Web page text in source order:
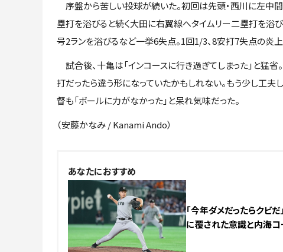
序盤から苦しい投球が続いた。初回は先頭・西川に左中
塁打を浴びると続く大田に右翼線へタイムリー二塁打を浴
号2ランを浴びるなど一挙6失点。1回1/3、8安打7失点の炎上
試合後、十亀は「インコースに行き過ぎてしまった」と猛
打だったら違う形になっていたかもしれない。もう少し工夫
督も「ボールに力がなかった」と呆れ気味だった。
（安藤かなみ / Kanami Ando）
あなたにおすすめ
「今年ダメだったらクビ
に覆された意識と内海